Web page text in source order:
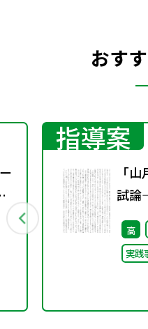
おす
指導案
「
試
高
実践